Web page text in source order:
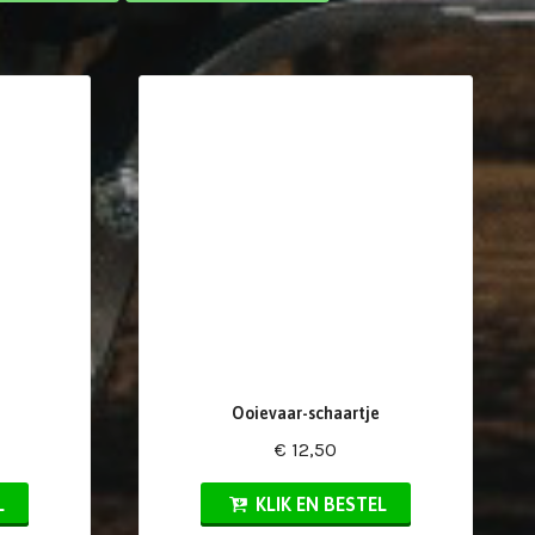
Ooievaar-schaartje
€ 12,50
KLIK EN BESTEL